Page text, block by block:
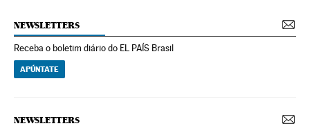
NEWSLETTERS
Receba o boletim diário do EL PAÍS Brasil
APÚNTATE
NEWSLETTERS